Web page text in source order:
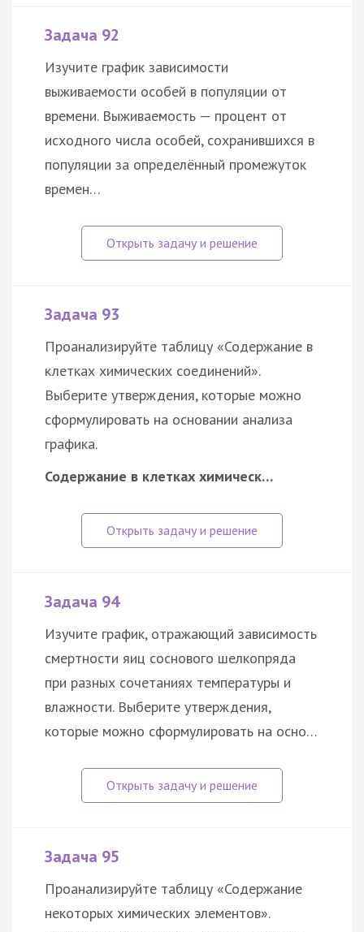
Задача 92
Изучите график зависимости
выживаемости особей в популяции от
времени. Выживаемость — процент от
исходного числа особей, сохранившихся в
популяции за определённый промежуток
времен…
Задача 93
Проанализируйте таблицу «Содержание в
клетках химических соединений».
Выберите утверждения, которые можно
сформулировать на основании анализа
графика.
Содержание в клетках химическ…
Задача 94
Изучите график, отражающий зависимость
смертности яиц соснового шелкопряда
при разных сочетаниях температуры и
влажности. Выберите утверждения,
которые можно сформулировать на осно…
Задача 95
Проанализируйте таблицу «Содержание
некоторых химических элементов».